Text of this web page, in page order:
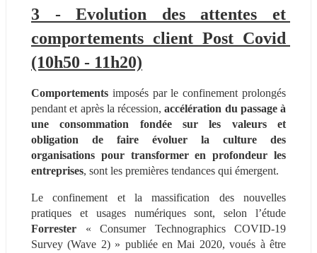
3 - Evolution des attentes et
comportements client Post Covid
(10h50 - 11h20)
Comportements imposés par le confinement prolongés
pendant et après la récession, accélération du passage à
une consommation fondée sur les valeurs et
obligation de faire évoluer la culture des
organisations pour transformer en profondeur les
entreprises, sont les premières tendances qui émergent.
Le confinement et la massification des nouvelles
Forrester « Consumer Technographics COVID-19
Survey (Wave 2) » publiée en Mai 2020, voués à être